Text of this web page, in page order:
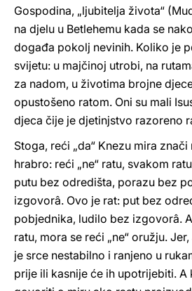
Gospodina, „ljubitelja života“
na djelu u Betlehemu kada se
događa pokolj nevinih. Koliko je
svijetu: u majčinoj utrobi, na
za nadom, u životima brojne
opustošeno ratom. Oni su mali
djeca čije je djetinjstvo razoreno
Stoga, reći „da“ Knezu mira znači
hrabro: reći „ne“ ratu, svakom
putu bez odredišta, porazu bez
izgovorâ. Ovo je rat: put bez
pobjednika, ludilo bez izgovorâ.
ratu, mora se reći „ne“ oružju.
je srce nestabilno i ranjeno u
prije ili kasnije će ih upotrijebiti. A